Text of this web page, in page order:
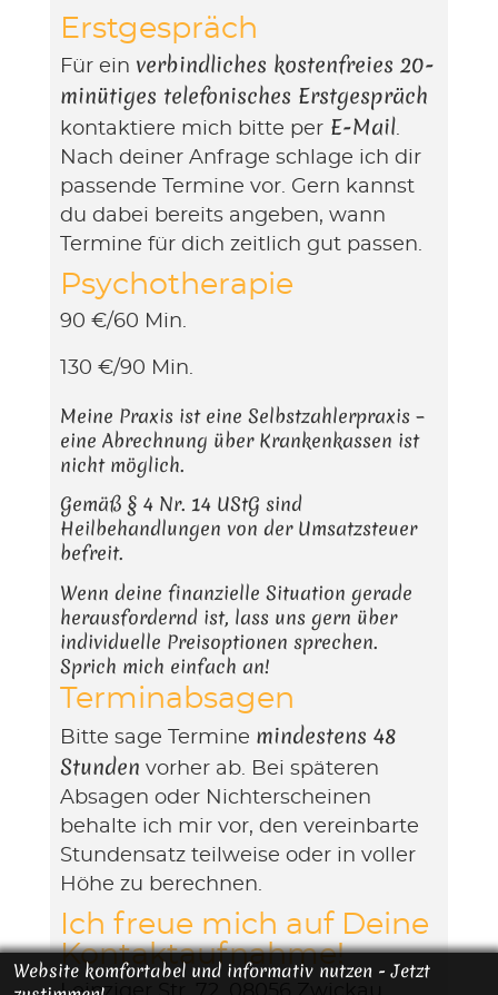
Erstgespräch
Für ein verbindliches kostenfreies 20-
minütiges telefonisches Erstgespräch
kontaktiere mich bitte perE-Mail.
Nach deiner Anfrage schlage ich dir
passende Termine vor. Gern kannst
du dabei bereits angeben, wann
Termine für dich zeitlich gut passen.
Psychotherapie
90 €/60 Min.
130 €/90 Min.
Meine Praxis ist eine Selbstzahlerpraxis –
eine Abrechnung über Krankenkassen ist
nicht möglich.
Gemäß § 4 Nr. 14 UStG sind
Heilbehandlungen von der Umsatzsteuer
befreit.
Wenn deine finanzielle Situation gerade
herausfordernd ist, lass uns gern über
individuelle Preisoptionen sprechen.
Sprich mich einfach an!
Terminabsagen
Bitte sage Termine mindestens 48
Stunden vorher ab. Bei späteren
Absagen oder Nichterscheinen
behalte ich mir vor, den vereinbarte
Stundensatz teilweise oder in voller
Höhe zu berechnen.
Ich freue mich auf Deine
Kontaktaufnahme!
Website komfortabel und informativ nutzen - Jetzt